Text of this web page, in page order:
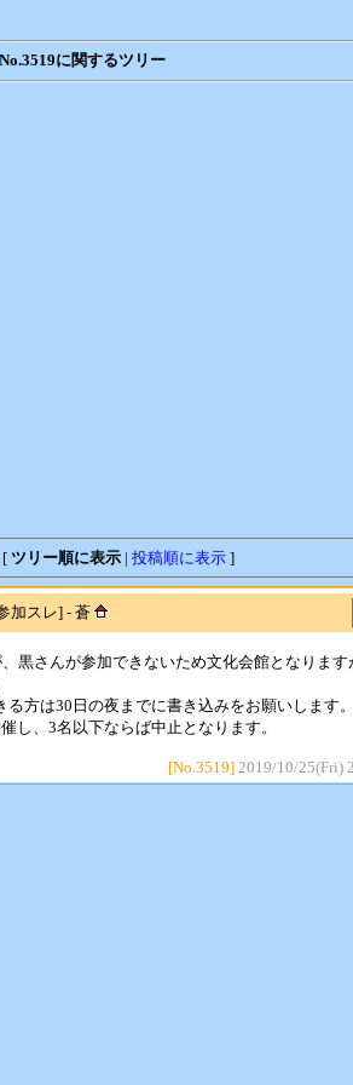
No.3519に関するツリー
[ ツリー順に表示| 投稿順に表示]
加スレ] - 蒼
黒さんが参加できないため文化会館となります
方は30日の夜までに書き込みをお願いします。
し、3名以下ならば中止となります。
[No.3519] 2019/10/25(Fri)